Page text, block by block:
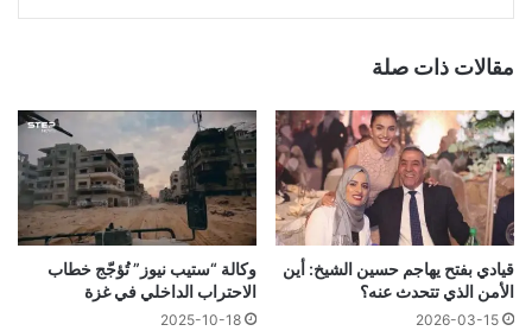
مقالات ذات صلة
قيادي بفتح يهاجم حسين الشيخ: أين
الأمن الذي تتحدث عنه؟
2026-03-15
وكالة “ستيب نيوز” تُؤجّج خطاب
الاحتراب الداخلي في غزة
2025-10-18